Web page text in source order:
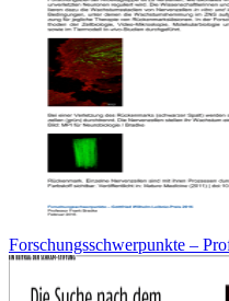
Forschungsschwerpunkte –